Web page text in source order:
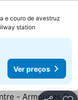
e couro de avestruz
station
Ver preços